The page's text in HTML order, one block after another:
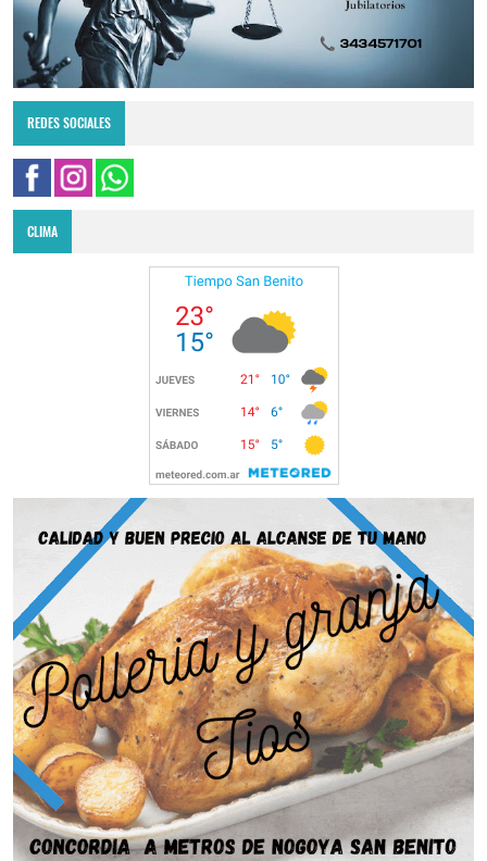
REDES SOCIALES
CLIMA